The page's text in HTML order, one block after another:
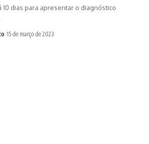
dias para apresentar o diagnóstico
15 de março de 2023